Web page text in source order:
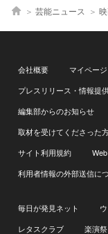
芸能ニュース
会社概要 マイページ
プレスリリース・情報提
編集部からのお知らせ
取材を受けてくださった
サイト利用規約
利用者情報の外部送信に
毎日が発見ネット
レタスクラブ
楽演祭